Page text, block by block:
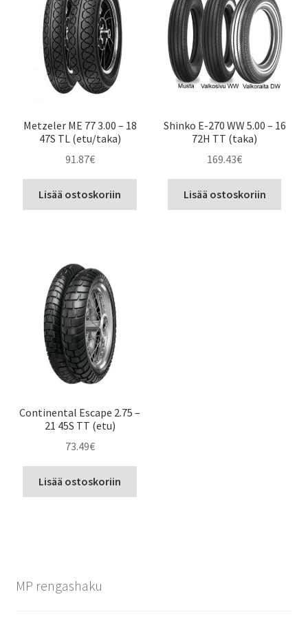
Metzeler ME 77 3.00 – 18
47S TL (etu/taka)
91.87€
Lisää ostoskoriin
Shinko E-270 WW 5.00 – 16
72H TT (taka)
169.43€
Lisää ostoskoriin
Continental Escape 2.75 –
21 45S TT (etu)
73.49€
Lisää ostoskoriin
MP rengashaku